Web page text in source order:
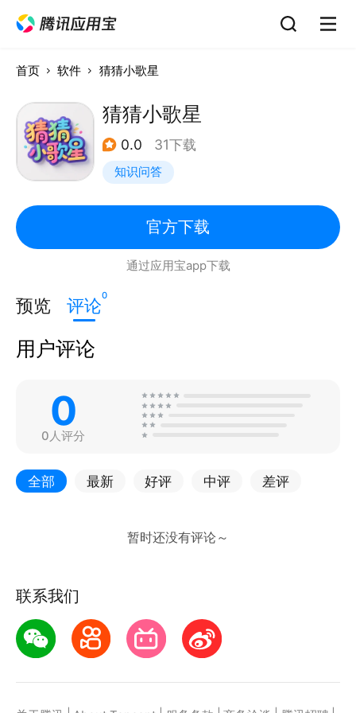
首页 软件 猜猜小歌星
猜猜小歌星
0.0 31下载
知识问答
官方下载
通过应用宝app下载
预览 评论0
用户评论
0
0人评分
全部 最新 好评 中评 差评
联系我们